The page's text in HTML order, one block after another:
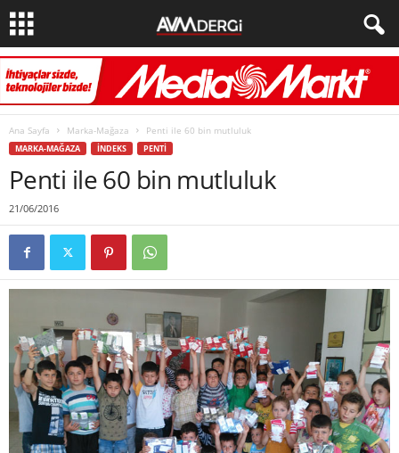
Ana Sayfa Marka-Mağaza Penti ile 60 bin mutluluk
MARKA-MAĞAZA İNDEKS PENTI
Penti ile 60 bin mutluluk
21/06/2016